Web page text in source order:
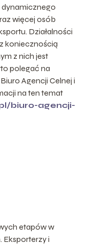
dynamicznego
więcej osób
Działalności
koniecznością
z nich jest
polegać na
Agencji Celnej i
na ten temat
biuro-agencji-
etapów w
i